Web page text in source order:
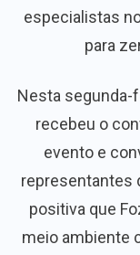
especialistas
para
Nesta segunda-
recebeu o
evento e
representantes
positiva que
meio ambiente